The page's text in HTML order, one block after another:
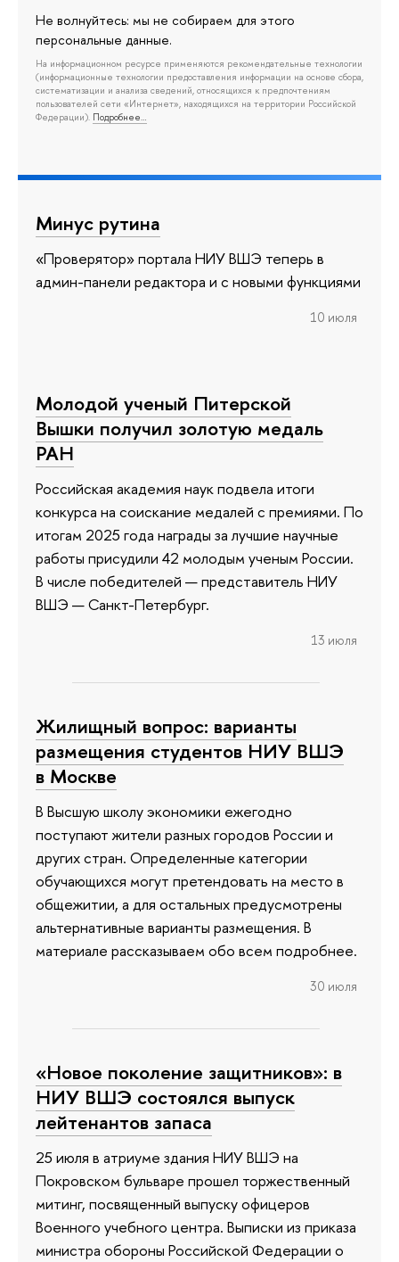
Не волнуйтесь: мы не собираем для этого
персональные данные.
На информационном ресурсе применяются рекомендательные технологии
(информационные технологии предоставления информации на основе сбора,
систематизации и анализа сведений, относящихся к предпочтениям
пользователей сети «Интернет», находящихся на территории Российской
Федерации). Подробнее…
Минус рутина
«Проверятор» портала НИУ ВШЭ теперь в
админ-панели редактора и с новыми функциями
10 июля
Молодой ученый Питерской
Вышки получил золотую медаль
РАН
Российская академия наук подвела итоги
конкурса на соискание медалей с премиями. По
итогам 2025 года награды за лучшие научные
работы присудили 42 молодым ученым России.
В числе победителей — представитель НИУ
ВШЭ — Санкт-Петербург.
13 июля
Жилищный вопрос: варианты
размещения студентов НИУ ВШЭ
в Москве
В Высшую школу экономики ежегодно
поступают жители разных городов России и
других стран. Определенные категории
обучающихся могут претендовать на место в
общежитии, а для остальных предусмотрены
альтернативные варианты размещения. В
материале рассказываем обо всем подробнее.
30 июля
«Новое поколение защитников»: в
НИУ ВШЭ состоялся выпуск
лейтенантов запаса
25 июля в атриуме здания НИУ ВШЭ на
Покровском бульваре прошел торжественный
митинг, посвященный выпуску офицеров
Военного учебного центра. Выписки из приказа
министра обороны Российской Федерации о